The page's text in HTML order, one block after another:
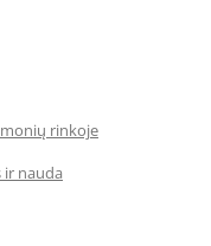
rinkoje
ir nauda